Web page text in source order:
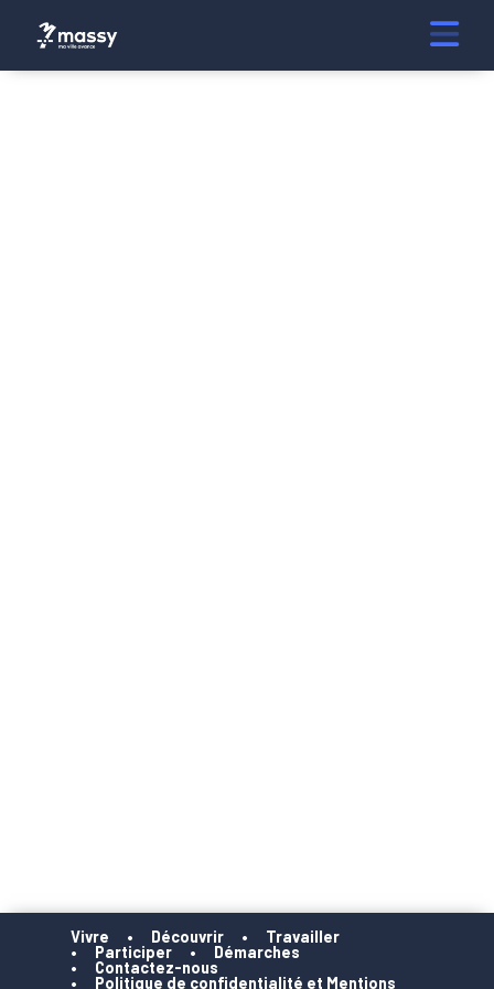
Vivre Découvrir
Travailler
Participer
Démarches
Contactez-nous
Politique de confidentialité et Mentions